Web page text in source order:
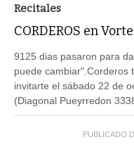
Recitales
CORDEROS en
9125 dias pasaron para
puede cambiar".Corderos
invitarte el sábado 22 de
(Diagonal Pueyrredon
PUBLICADO